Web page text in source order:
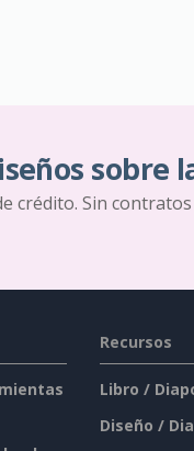
sobre
crédito. Sin
Recursos
Libro /
Diseño /